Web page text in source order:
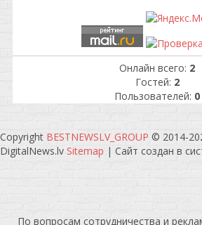
Онлайн всего: 2
Гостей: 2
Пользователей: 0
Copyright BESTNEWSLV_GROUP © 2014-
DigitalNews.lv Sitemap | Сайт создан в
По вопросам сотрудничества и